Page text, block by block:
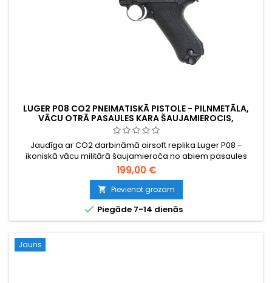
LUGER P08 CO2 PNEIMATISKĀ PISTOLE - PILNMETĀLA,
VĀCU OTRĀ PASAULES KARA ŠAUJAMIEROCIS,
SPĒCĪGĀKA PAR ZAĻO GĀZI
Jaudīga ar CO2 darbināmā airsoft replika Luger P08 -
ikoniskā vācu militārā šaujamieroča no abiem pasaules
kariem. Pilnmetāla korpuss, ~ 350 FPS / 1,14 J, 15 patronu
magazīns. Ievērojami jaudīgāks un ar spēcīgāku trieciena
atdevi nekā zaļās gāzes Luger P08 variants.
199,00 €
 Pievienot grozam
 Piegāde 7-14 dienās
Jauns